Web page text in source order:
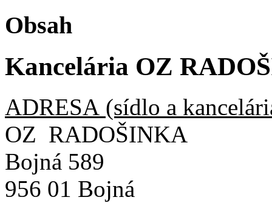
Obsah
Kancelária OZ
ADRESA (sídlo a
OZ RADOŠINKA
Bojná 589
956 01 Bojná